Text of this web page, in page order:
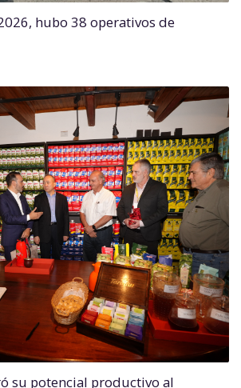
hubo 38 operativos de
su potencial productivo al